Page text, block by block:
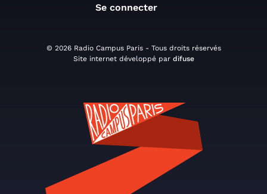
Se connecter
© 2026 Radio Campus Paris - Tous droits réservés
Site internet développé par difuse